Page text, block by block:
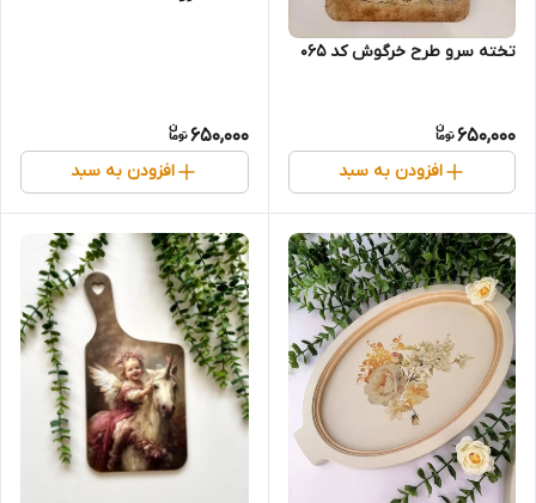
تخته سرو طرح خرگوش کد ۰۶۵
650,000
افزودن به سبد
650,000
افزودن به سبد